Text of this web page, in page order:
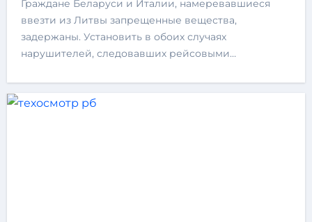
Граждане Беларуси и Италии, намеревавшиеся
ввезти из Литвы запрещенные вещества,
задержаны. Установить в обоих случаях
нарушителей, следовавших рейсовыми…